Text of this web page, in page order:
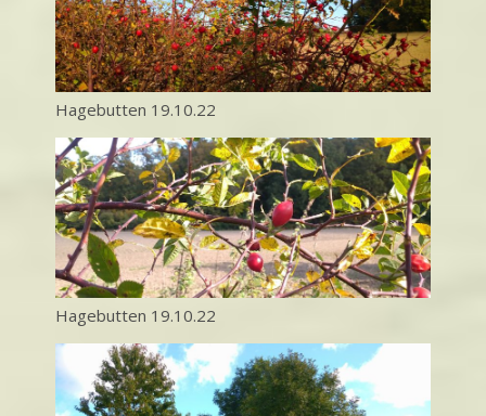
Hagebutten 19.10.22
Hagebutten 19.10.22